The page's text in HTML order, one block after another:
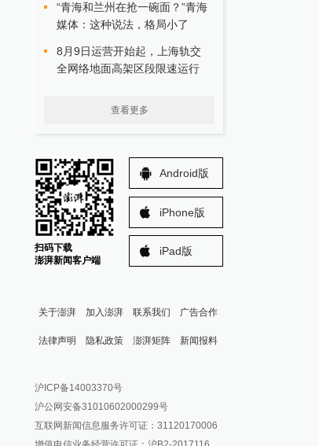
“青海和兰州在抢一碗面？”青海
媒体：这种说法，格局小了
8月9日运营开始起，上海轨交
全网络地面高架区段限速运行
查看更多
扫码下载
澎湃新闻客户端
Android版
iPhone版
iPad版
关于澎湃 加入澎湃 联系我们 广告合作
法律声明 隐私政策 澎湃矩阵
澎湃新闻公众号
澎湃新闻抖音号
派生万物开放平台
新闻报料
报料邮箱: news@thepaper.cn
沪ICP备14003370号
沪公网安备31010602000299号
互联网新闻信息服务许可证：31120170006